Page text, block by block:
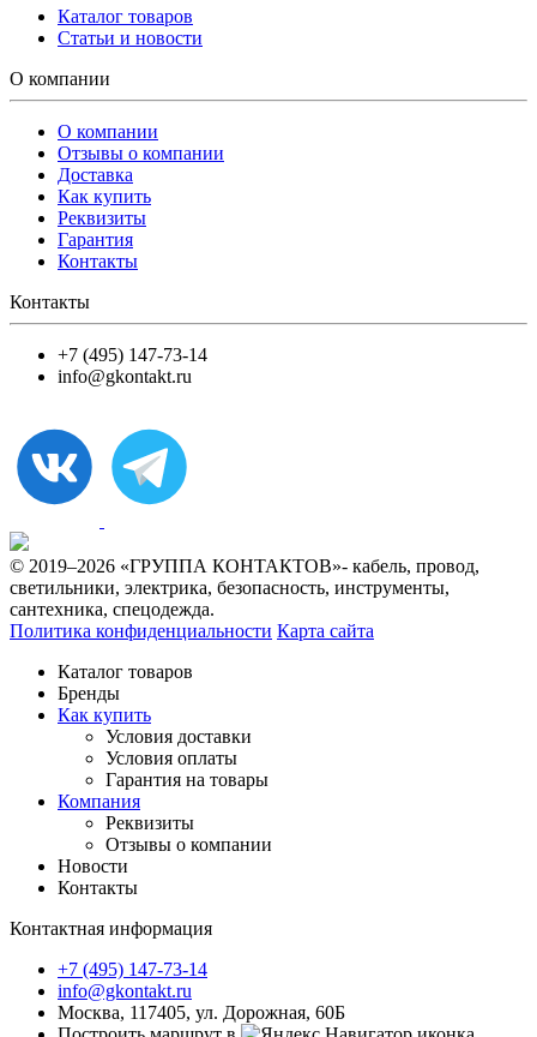
Каталог товаров
Статьи и новости
О компании
О компании
Отзывы о компании
Доставка
Как купить
Реквизиты
Гарантия
Контакты
Контакты
+7 (495) 147-73-14
info@gkontakt.ru
© 2019–2026 «ГРУППА КОНТАКТОВ»- кабель, провод,
светильники, электрика, безопасность, инструменты,
сантехника, спецодежда.
Политика конфиденциальности Карта сайта
Каталог товаров
Бренды
Как купить
Условия доставки
Условия оплаты
Гарантия на товары
Компания
Реквизиты
Отзывы о компании
Новости
Контакты
Контактная информация
+7 (495) 147-73-14
info@gkontakt.ru
Москва, 117405, ул. Дорожная, 60Б